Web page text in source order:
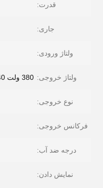
قدرت:
جاری:
ولتاژ ورودی:
ولتاژ خروجی: 380 ولت 440 ولت 460 ولت
نوع خروجی:
فرکانس خروجی:
درجه ضد آب:
نمایش دادن: